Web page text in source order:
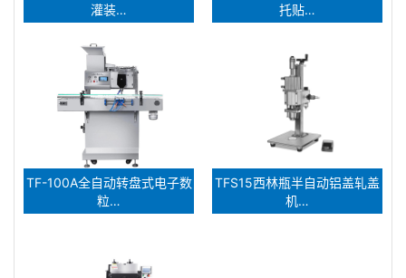
灌装…
托贴…
TF-100A全自动转盘式电子数
粒…
TFS15西林瓶半自动铝盖轧盖
机…